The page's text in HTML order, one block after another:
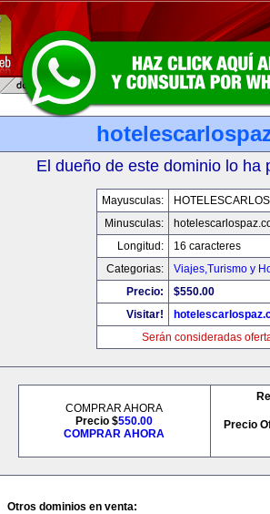
El dueño de este dominio lo ha
Mayusculas:
Minusculas:
Longitud:
16 caracteres
Categorias:
Viajes,Turismo y
Precio:
$550.00
Visitar!
Serán consideradas
COMPRAR AHORA
Precio $550.00
COMPRAR AHORA
Precio
Otros dominios en venta: